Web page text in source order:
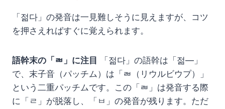
「젊다」の発音は一見難しそうに見えますが、コツ
を押さえればすぐに覚えられます。
語幹末の「ㄼ」に注目
「젊다」の語幹は「젊—」
で、末子音（パッチム）は「ㄼ（リウルビウプ）」
という二重パッチムです。この「ㄼ」は発音する際
に「ㄹ」が脱落し、「ㅂ」の発音が残ります。ただ